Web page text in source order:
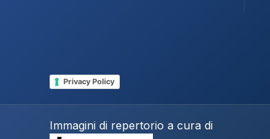
Privacy Policy
Immagini di repertorio a cura di